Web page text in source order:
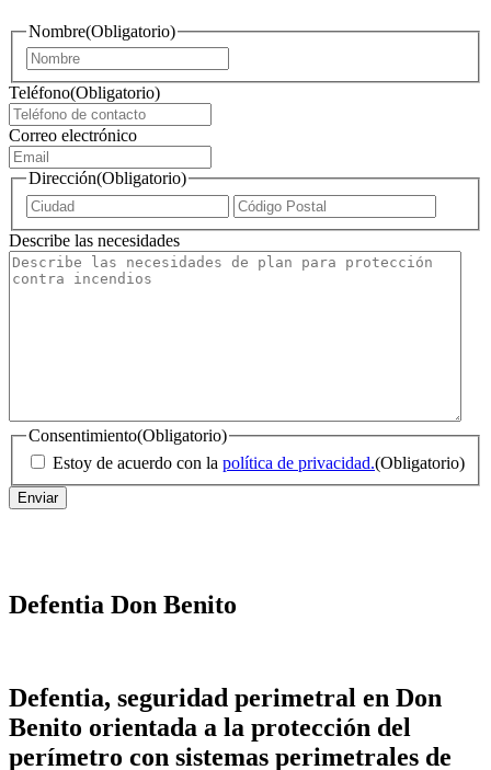
Nombre(Obligatorio)
Teléfono(Obligatorio)
Correo electrónico
Dirección(Obligatorio)
Ciudad
Describe las necesidades
Consentimiento(Obligatorio)
Estoy de acuerdo con la política de privacidad.(Obligatorio)
Defentia Don Benito
Defentia, seguridad perimetral en Don
Benito orientada a la protección del
perímetro con sistemas perimetrales de